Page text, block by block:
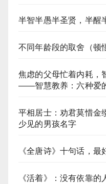
半智半愚半圣贤，半醒
不同年龄段的取舍（
焦虑的父母忙着内耗，
——智慧教养：六种爱
平相居士：劝君莫惜金
少见的男孩名字
《全唐诗》十句话，最
《活着》：没有依靠